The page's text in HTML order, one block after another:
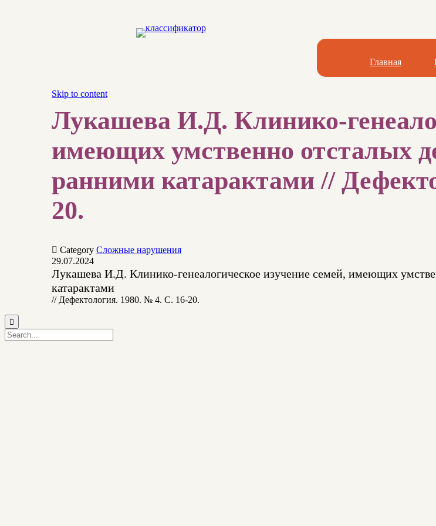
Главная
Skip to content
Лукашева И.Д. Клинико-
имеющих умственно отсталых
ранними катарактами //
20.
 Category Сложные нарушения
29.07.2024
Лукашева И.Д. Клинико-генеалогическое изучение семей, имеющих
катарактами
// Дефектология. 1980. № 4. С. 16-20.
